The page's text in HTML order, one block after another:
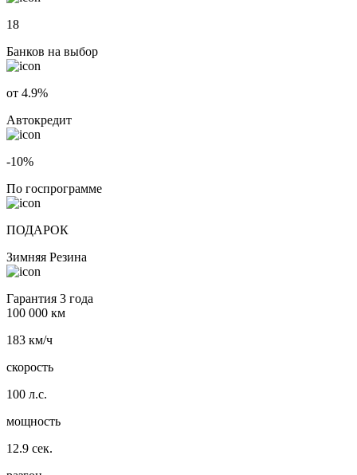
18
Банков на выбор
от 4.9%
Автокредит
-10%
По госпрограмме
ПОДАРОК
Зимняя Резина
Гарантия 3 года
100 000 км
183 км/ч
скорость
100 л.с.
мощность
12.9 сек.